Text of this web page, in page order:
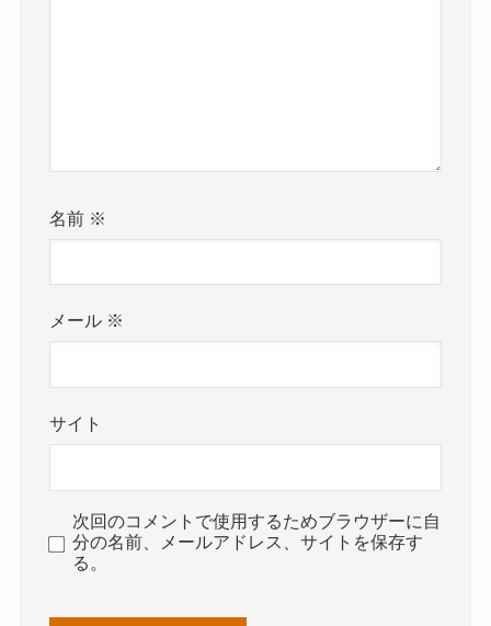
名前 ※
メール ※
サイト
次回のコメントで使用するためブラウザーに自
分の名前、メールアドレス、サイトを保存す
る。